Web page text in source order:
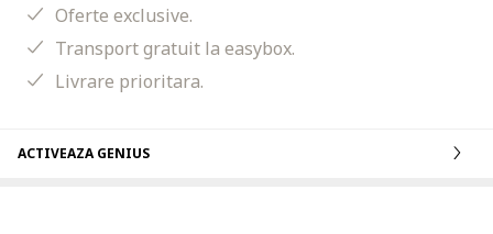
Oferte exclusive.
Transport gratuit la easybox.
Livrare prioritara.
ACTIVEAZA GENIUS